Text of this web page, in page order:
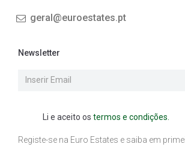
geral@euroestates.pt
Newsletter
Li e aceito os termos e condições.
Registe-se na Euro Estates e saiba em